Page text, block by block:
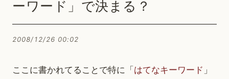
ーワード」で決まる？
2008/12/26 00:02
ここに書かれてることで特に「 はてなキーワード 」